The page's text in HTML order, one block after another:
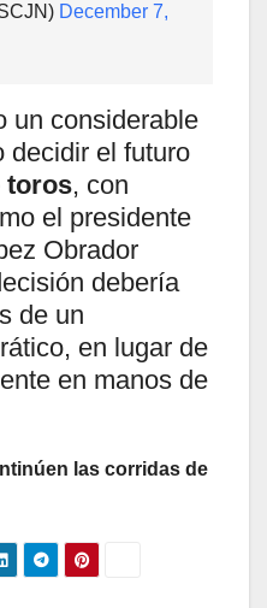
December 7,
un considerable
decidir el futuro
toros, con
el presidente
Obrador
debería
de un
en lugar de
en manos de
las corridas de